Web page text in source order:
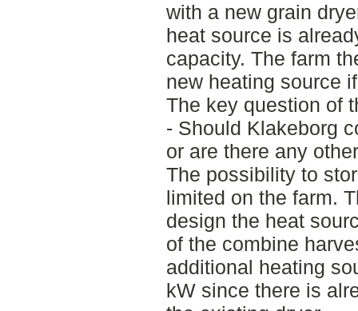
with a new grain
heat source is
capacity. The farm
new heating source
The key question of
- Should Klakeborg
or are there any
The possibility to
limited on the farm.
design the heat
of the combine
additional heating
kW since there is